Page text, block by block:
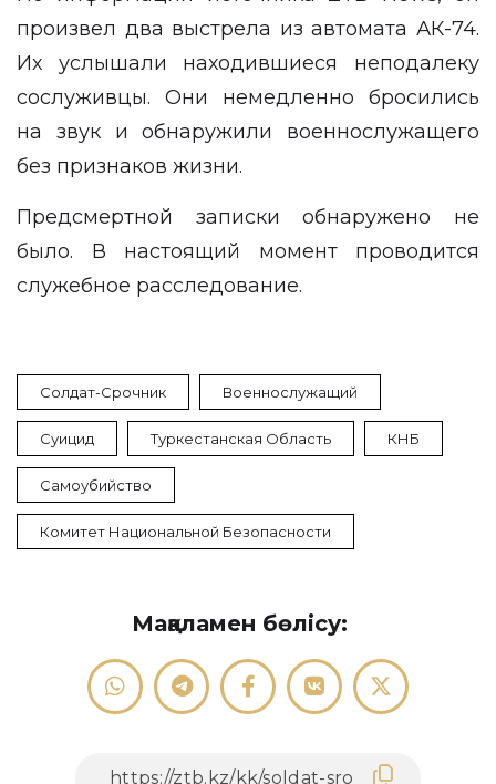
произвел два выстрела из автомата АК-74.
Их услышали находившиеся неподалеку
сослуживцы. Они немедленно бросились
на звук и обнаружили военнослужащего
без признаков жизни.
Предсмертной записки обнаружено не
было. В настоящий момент проводится
служебное расследование.
Солдат-Срочник Военнослужащий
Суицид Туркестанская Область КНБ
Самоубийство
Комитет Национальной Безопасности
Мақаламен бөлісу: